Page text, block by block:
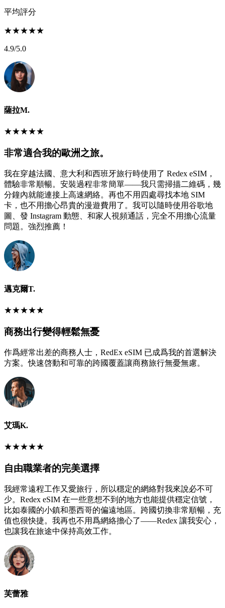
平均評分
★★★★★
4.9/5.0
薩拉M.
★★★★★
非常適合我的歐洲之旅。
我在穿越法國、意大利和西班牙旅行時使用了 Redex eSIM，
體驗非常順暢。安裝過程非常簡單——我只需掃描二維碼，幾
分鐘內就能連接上高速網絡。再也不用四處尋找本地 SIM
卡，也不用擔心昂貴的漫遊費用了。我可以隨時使用谷歌地
圖、發 Instagram 動態、和家人視頻通話，完全不用擔心流量
問題。強烈推薦！
邁克爾T.
★★★★★
商務出行變得輕鬆無憂
作爲經常出差的商務人士，RedEx eSIM 已成爲我的首選解決
方案。快速啓動和可靠的跨國覆蓋讓商務旅行無憂無慮。
艾瑪K.
★★★★★
自由職業者的完美選擇
我經常遠程工作又愛旅行，所以穩定的網絡對我來說必不可
少。Redex eSIM 在一些意想不到的地方也能提供穩定信號，
比如泰國的小鎮和墨西哥的偏遠地區。跨國切換非常順暢，充
值也很快捷。我再也不用爲網絡擔心了——Redex 讓我安心，
也讓我在旅途中保持高效工作。
芙蕾雅